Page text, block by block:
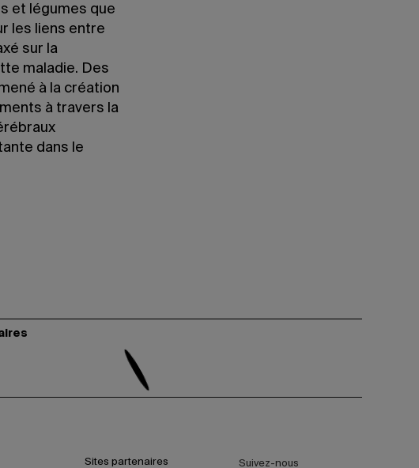
et légumes que
les liens entre
sur la
maladie. Des
à la création
à travers la
dans le
Sites partenaires Suivez-nous